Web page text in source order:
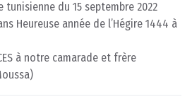
du 15 septembre 2022
Heureuse année de l’Hégire 1444 à
à notre camarade et frère